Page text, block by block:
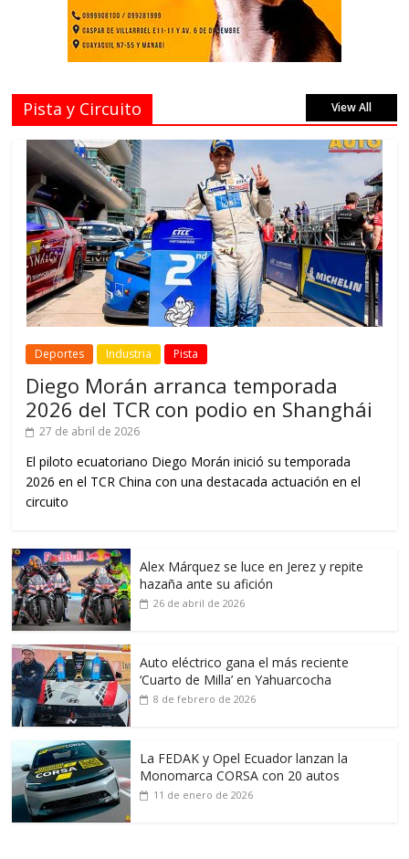
Pista y Circuito View All
Deportes Industria Pista
Diego Morán arranca temporada
2026 del TCR con podio en Shanghái
27 de abril de 2026
El piloto ecuatoriano Diego Morán inició su temporada
2026 en el TCR China con una destacada actuación en el
circuito
Alex Márquez se luce en Jerez y repite
hazaña ante su afición
26 de abril de 2026
Auto eléctrico gana el más reciente
‘Cuarto de Milla’ en Yahuarcocha
8 de febrero de 2026
La FEDAK y Opel Ecuador lanzan la
Monomarca CORSA con 20 autos
11 de enero de 2026